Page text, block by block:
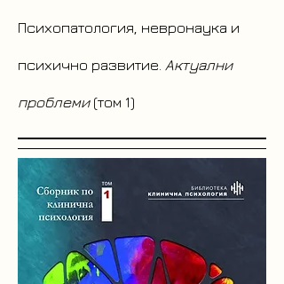
Психопатология, невронаука и
психично развитие. Актуални
проблеми (том 1)